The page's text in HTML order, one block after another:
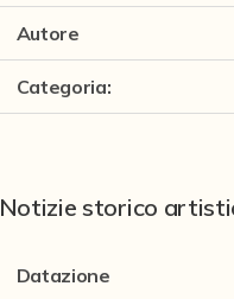
Autore
Categoria:
Notizie storico
Datazione